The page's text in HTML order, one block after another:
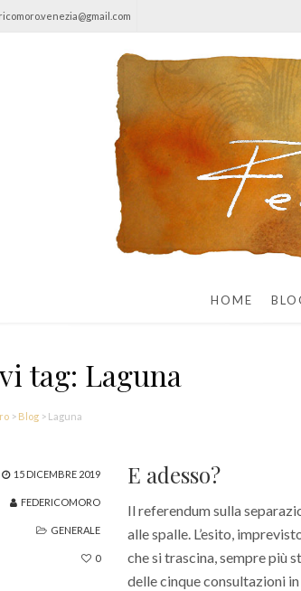
HOME
tag: Laguna
> Blog > Laguna
15 DICEMBRE 2019
FEDERICOMORO
GENERALE
0
E adesso?
Il referendum sulla
alle spalle. L’esito,
che si trascina, sempre più
delle cinque consultazioni